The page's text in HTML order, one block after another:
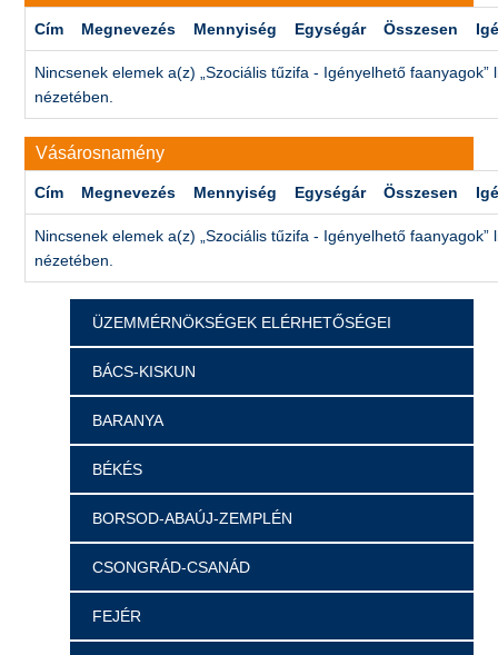
Cím Megnevezés Mennyiség Egységár Összesen
Nincsenek elemek a(z) „Szociális tűzifa - Igényelhető faanyagok”
nézetében.
Vásárosnamény
Cím Megnevezés Mennyiség Egységár Összesen
Nincsenek elemek a(z) „Szociális tűzifa - Igényelhető faanyagok”
nézetében.
ÜZEMMÉRNÖKSÉGEK ELÉRHETŐSÉGEI
BÁCS-KISKUN
BARANYA
BÉKÉS
BORSOD-ABAÚJ-ZEMPLÉN
CSONGRÁD-CSANÁD
FEJÉR